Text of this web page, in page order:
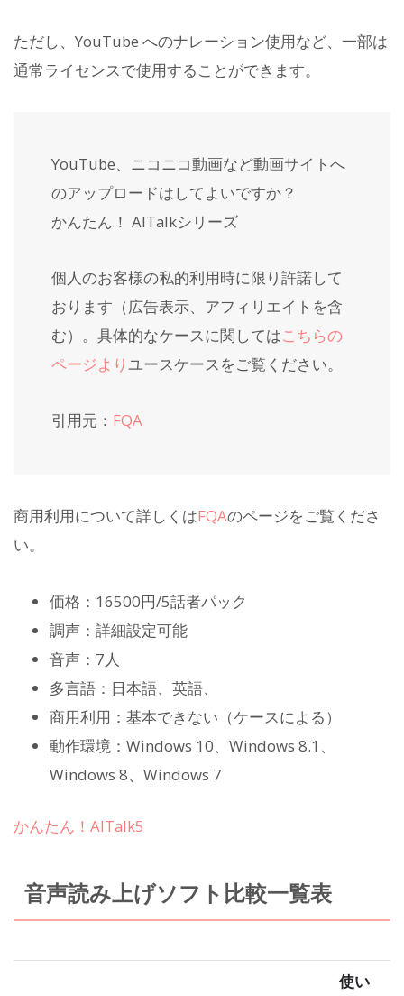
ただし、YouTube へのナレーション使用など、一部は
通常ライセンスで使用することができます。
YouTube、ニコニコ動画など動画サイトへ
のアップロードはしてよいですか？
かんたん！ AITalkシリーズ
個人のお客様の私的利用時に限り許諾して
おります（広告表示、アフィリエイトを含
む）。具体的なケースに関してはこちらの
ページよりユースケースをご覧ください。
引用元： FQA
商用利用について詳しくはFQAのページをご覧くださ
い。
価格：16500円/5話者パック
調声：詳細設定可能
音声：7人
多言語：日本語、英語、
商用利用：基本できない（ケースによる）
動作環境：Windows 10、Windows 8.1、
Windows 8、Windows 7
かんたん！AITalk5
音声読み上げソフト比較一覧表
使い